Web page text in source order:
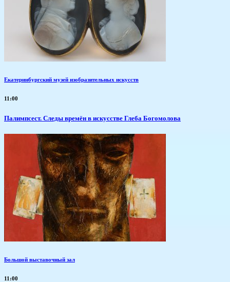
Екатеринбургский музей изобразительных искусств
11:00
Палимпсест. Следы времён в искусстве Глеба Богомолова
Большой выставочный зал
11:00